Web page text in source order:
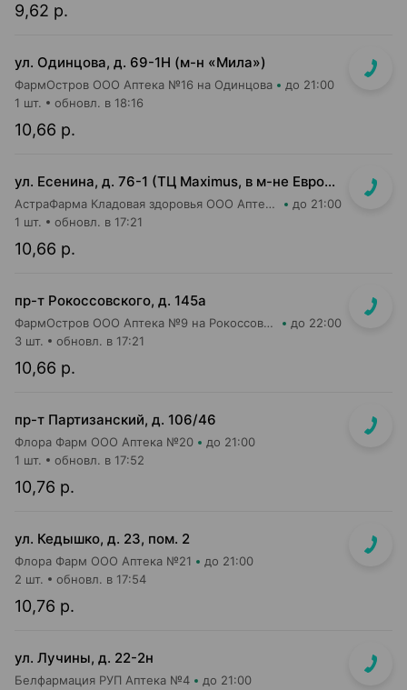
9,62 р.
ул. Одинцова, д. 69-1Н (м-н «Мила»)
ФармОстров ООО Аптека №16 на Одинцова до 21:00
10,66 р.
1 шт. обновл. в 18:16
ул. Есенина, д. 76-1 (ТЦ Maximus, в м-не Евроопт Super)
АстраФарма Кладовая здоровья ООО Аптека №9 до 21:00
10,66 р.
1 шт. обновл. в 17:21
пр-т Рокоссовского, д. 145а
ФармОстров ООО Аптека №9 на Рокоссовского до 22:00
10,66 р.
3 шт. обновл. в 17:21
пр-т Партизанский, д. 106/46
Флора Фарм ООО Аптека №20 до 21:00
10,76 р.
1 шт. обновл. в 17:52
ул. Кедышко, д. 23, пом. 2
Флора Фарм ООО Аптека №21 до 21:00
10,76 р.
2 шт. обновл. в 17:54
ул. Лучины, д. 22-2н
Белфармация РУП Аптека №4 до 21:00